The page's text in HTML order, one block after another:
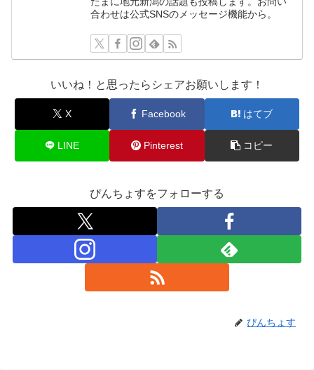
合わせは公式SNSのメッセージ機能から。
いいね！と思ったらシェアお願いします！
X Facebook はてブ
LINE Pinterest コピー
ぴんちょすをフォローする
ぴんちょす